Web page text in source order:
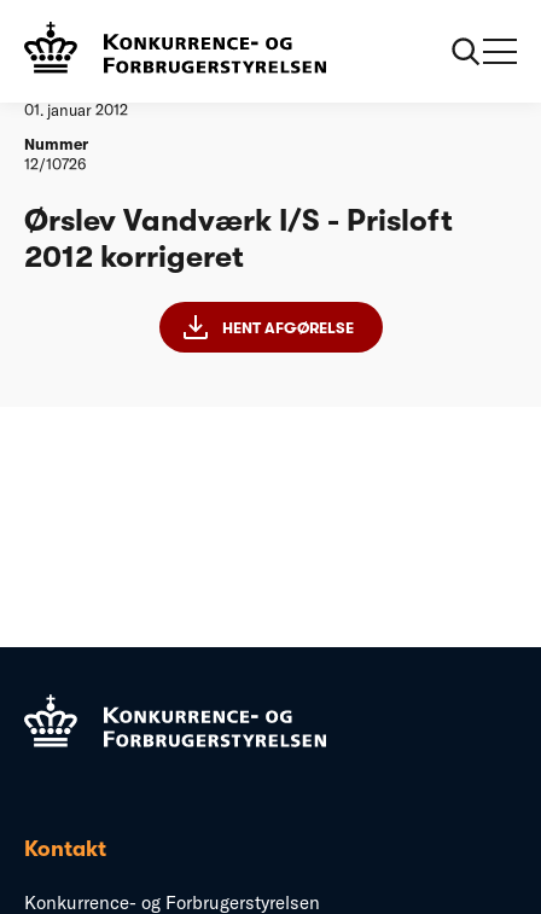
Vandtilsyn
01. januar 2012
Nummer
12/10726
Ørslev Vandværk I/S - Prisloft
2012 korrigeret
HENT AFGØRELSE
Kontakt
Konkurrence- og Forbrugerstyrelsen